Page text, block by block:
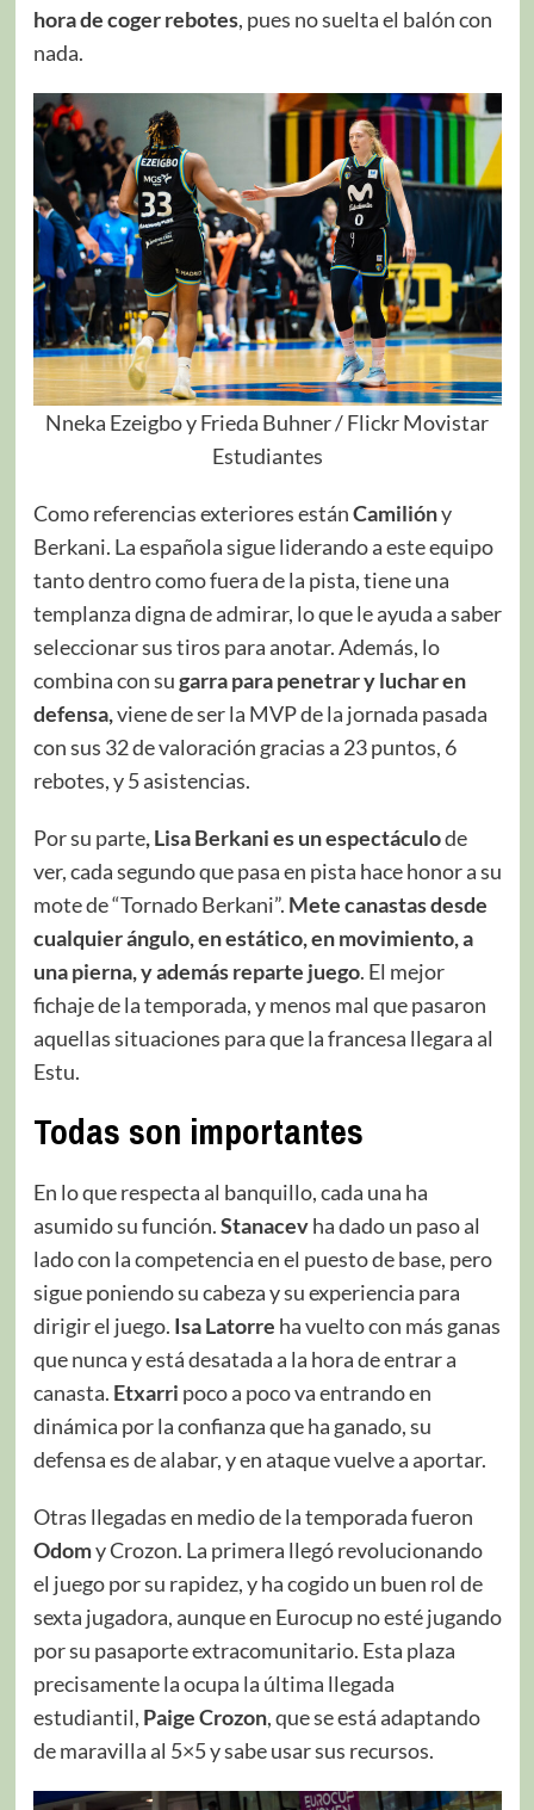
hora de coger rebotes, pues no suelta el balón con
nada.
Nneka Ezeigbo y Frieda Buhner / Flickr Movistar
Estudiantes
Como referencias exteriores estánCamilióny
Berkani. La española sigue liderando a este equipo
tanto dentro como fuera de la pista, tiene una
templanza digna de admirar, lo que le ayuda a saber
seleccionar sus tiros para anotar. Además, lo
combina con sugarra para penetrar y luchar en
defensa,viene de ser la MVP de la jornada pasada
con sus 32 de valoración gracias a 23 puntos, 6
rebotes, y 5 asistencias.
Por su parte, Lisa Berkani es un espectáculode
ver, cada segundo que pasa en pista hace honor a su
mote de “Tornado Berkani”. Mete canastas desde
cualquier ángulo, en estático, en movimiento, a
una pierna, y además reparte juego. El mejor
fichaje de la temporada, y menos mal que pasaron
aquellas situaciones para que la francesa llegara al
Estu.
Todas son importantes
En lo que respecta al banquillo, cada una ha
asumido su función.Stanacevha dado un paso al
lado con la competencia en el puesto de base, pero
sigue poniendo su cabeza y su experiencia para
dirigir el juego. Isa Latorre ha vuelto con más ganas
que nunca y está desatada a la hora de entrar a
canasta. Etxarri poco a poco va entrando en
dinámica por la confianza que ha ganado, su
defensa es de alabar, y en ataque vuelve a aportar.
Otras llegadas en medio de la temporada fueron
Odomy Crozon. La primera llegó revolucionando
el juego por su rapidez, y ha cogido un buen rol de
sexta jugadora, aunque en Eurocup no esté jugando
por su pasaporte extracomunitario. Esta plaza
precisamente la ocupa la última llegada
estudiantil, Paige Crozon, que se está adaptando
de maravilla al 5×5 y sabe usar sus recursos.